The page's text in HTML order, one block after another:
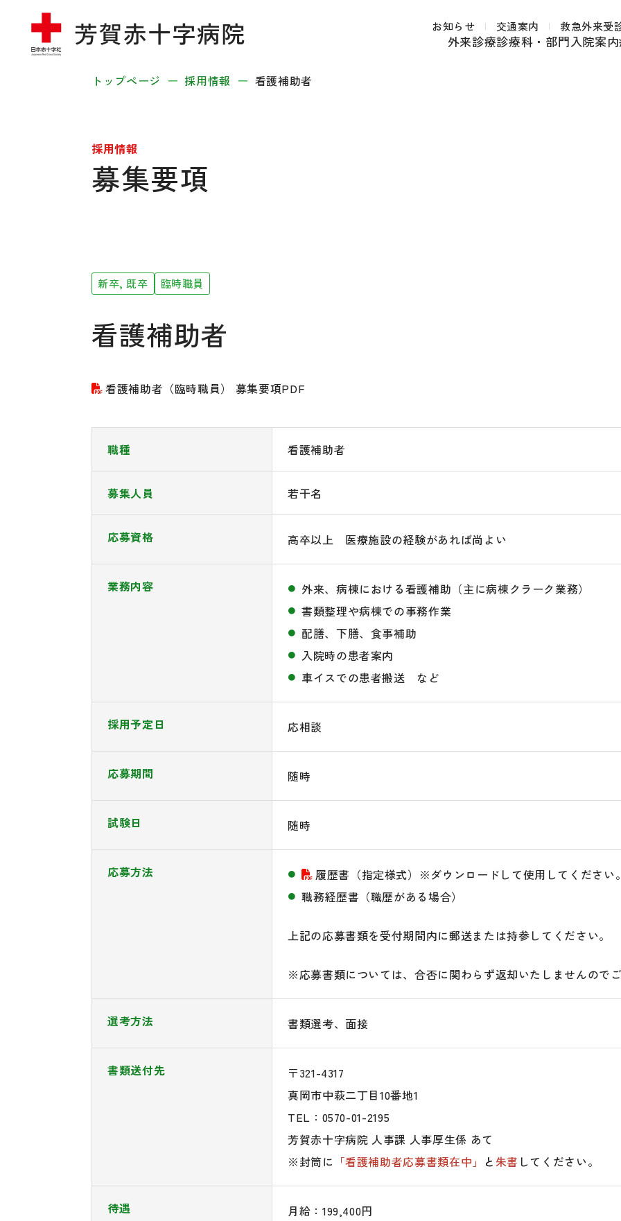
お知らせ 交通案内 救急外来受
外来診療診療科・部門入院案内
トップページ 採用情報 看護補助者
採用情報
募集要項
新卒, 既卒 臨時職員
看護補助者
看護補助者（臨時職員） 募集要項PDF
職種 看護補助者
募集人員 若干名
応募資格 高卒以上 医療施設の経験があれば尚よい
業務内容
外来、病棟における看護補助（主に病棟クラーク業務）
書類整理や病棟での事務作業
配膳、下膳、食事補助
入院時の患者案内
車イスでの患者搬送 など
採用予定日 応相談
応募期間 随時
試験日 随時
応募方法
履歴書（指定様式）※ダウンロードして使用してください
職務経歴書（職歴がある場合）
上記の応募書類を受付期間内に郵送または持参してください。
※応募書類については、合否に関わらず返却いたしませんので
選考方法 書類選考、面接
書類送付先
〒321-4317
真岡市中萩二丁目10番地1
TEL： 0570-01-2195
芳賀赤十字病院 人事課 人事厚生係 あて
※封筒に 「看護補助者応募書類在中」 と朱書 してください。
待遇
月給：199,400円